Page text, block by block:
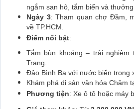
ngắm san hô, tắm biển và
Ngày 3: Tham quan chợ Đầm,
về TP.HCM.
Điểm nổi bật:
Tắm bùn khoáng – trải nghiệm
Trang.
Đảo Bình Ba với nước biển trong
Khám phá di sản văn hóa Chăm
Phương tiện: Xe ô tô hoặc máy